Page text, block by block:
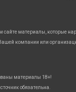
сайте материалы, которые
компании или
материалы 18+!
обязательна.